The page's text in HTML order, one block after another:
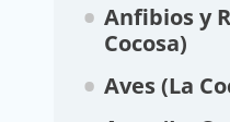
Anfibios y
Cocosa)
Aves (La